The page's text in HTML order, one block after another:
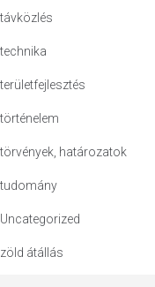
távközlés
technika
területfejlesztés
történelem
törvények, határozatok
tudomány
Uncategorized
zöld átállás